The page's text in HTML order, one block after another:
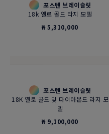
포스텐 브레이슬릿
18k 옐로 골드 라지 모델
₩ 5,310,000
포스텐 브레이슬릿
18K 옐로 골드 및 다이아몬드 라지 모
델
₩ 9,100,000